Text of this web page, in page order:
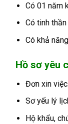
Có 01 năm
Có tinh
Có khả
Hồ sơ yêu
Đơn xin việc.
Sơ yếu lý
Hộ khẩu,